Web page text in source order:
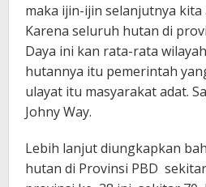
maka ijin-ijin selanjutnya
Karena seluruh hutan di
Daya ini kan rata-rata
hutannya itu pemerintah
ulayat itu masyarakat adat.
Johny Way.
Lebih lanjut diungkapkan
hutan di Provinsi PBD